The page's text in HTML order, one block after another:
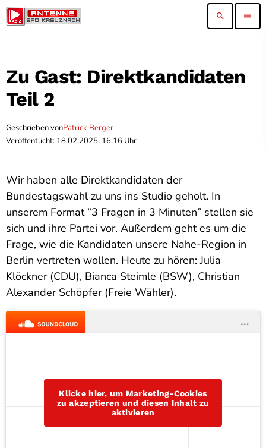
search menu
Zu Gast: Direktkandidaten
Teil 2
Geschrieben vonPatrick Berger
Veröffentlicht: 18.02.2025, 16:16 Uhr
Wir haben alle Direktkandidaten der
Bundestagswahl zu uns ins Studio geholt. In
unserem Format “3 Fragen in 3 Minuten” stellen sie
sich und ihre Partei vor. Außerdem geht es um die
Frage, wie die Kandidaten unsere Nahe-Region in
Berlin vertreten wollen. Heute zu hören: Julia
Klöckner (CDU), Bianca Steimle (BSW), Christian
Alexander Schöpfer (Freie Wähler).
Klicke hier, um Marketing-Cookies
zu akzeptieren und diesen Inhalt zu
aktivieren